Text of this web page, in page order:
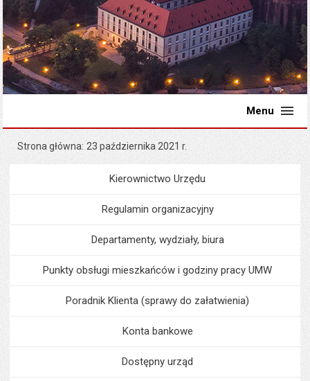
Menu
Strona główna 23 października 2021 r.
MenuUrząd Miejski
Kierownictwo Urzędu
Regulamin organizacyjny
Departamenty, wydziały, biura
Punkty obsługi mieszkańców i godziny pracy UMW
Poradnik Klienta (sprawy do załatwienia)
Konta bankowe
Dostępny urząd